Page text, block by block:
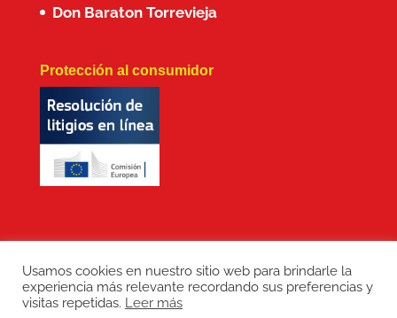
Don Baraton Torrevieja
Protección al consumidor
Copyright: Don Baraton © 2017 · Branding,
Usamos cookies en nuestro sitio web para brindarle la
experiencia más relevante recordando sus preferencias y
visitas repetidas. Leer más